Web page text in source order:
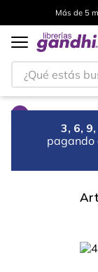
Más de 5
¿Qué estás
3, 6,
pagando